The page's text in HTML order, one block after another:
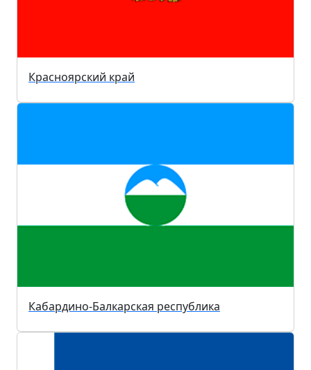
Красноярский край
Кабардино-Балкарская республика